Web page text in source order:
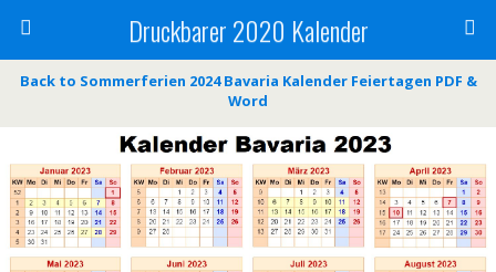
Druckbarer 2020 Kalender
Back to Sommerferien 2024 Bavaria Kalender Feiertagen PDF &
Word